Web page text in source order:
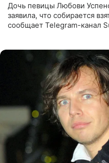
Дочь певицы Любови
заявила, что собирается
сообщает Telegram-канал